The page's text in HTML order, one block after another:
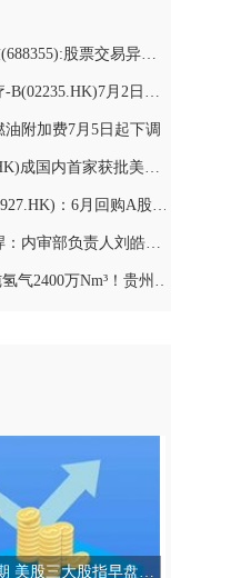
[异常波动]明志科技(688355):股票交易异常波动的更正公告
最新消息：微泰医疗-B(02235.HK)7月2日斥资16.82万港元回购2.3万股
附加费7月5日起下调
石四药集团(02005.HK)成国内首家获批美索巴莫片企业-视讯
焦点报道:赛力斯(09927.HK)：6月回购A股股份251.71万股
【速看料】博盈特焊：内审部负责人刘皓辞任
总投资8.08亿！高纯氢气2400万Nm³！贵州钢焦一体化项目正式投产_今日观点
非农就业数据弱于预期 美股三大股指早盘走高